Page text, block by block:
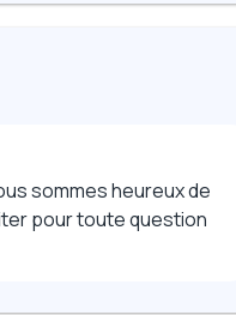
sommes heureux de
pour toute question